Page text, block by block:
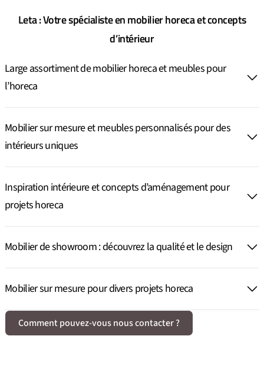
Leta : Votre spécialiste en mobilier horeca et concepts
d’intérieur
Large assortiment de mobilier horeca et meubles pour
l’horeca
Mobilier sur mesure et meubles personnalisés pour des
intérieurs uniques
Inspiration intérieure et concepts d’aménagement pour
projets horeca
Mobilier de showroom : découvrez la qualité et le design
Mobilier sur mesure pour divers projets horeca
Comment pouvez-vous nous contacter ?